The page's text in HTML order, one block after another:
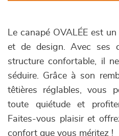
Le canapé OVALÉE est
et de design. Avec ses
structure confortable, il
séduire. Grâce à son
têtières réglables, vous
toute quiétude et
Faites-vous plaisir et
confort que vous méritez !